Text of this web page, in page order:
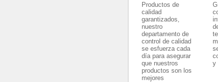
Productos de
calidad
garantizados,
nuestro
departamento de
control de calidad
se esfuerza cada
día para asegurar
que nuestros
productos son los
mejores
y